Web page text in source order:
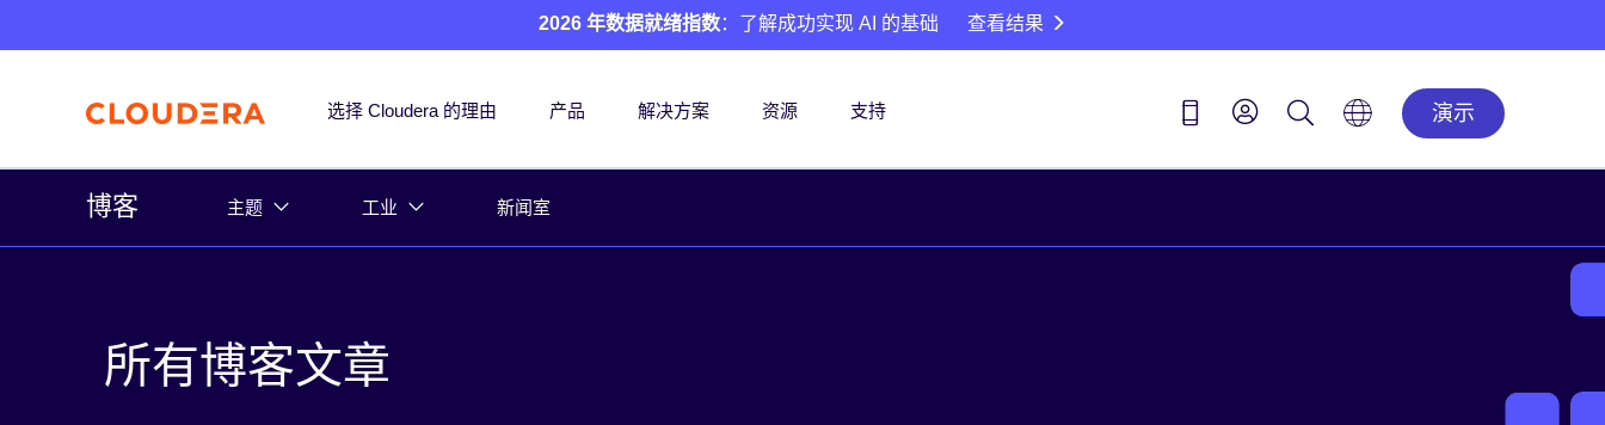
2026 年数据就绪指数：了解成功实现 AI 的基础 查看结果
选择 Cloudera 的理由 产品 解决方案 资源 支持 演示
博客 主题 工业 新闻室
所有博客文章